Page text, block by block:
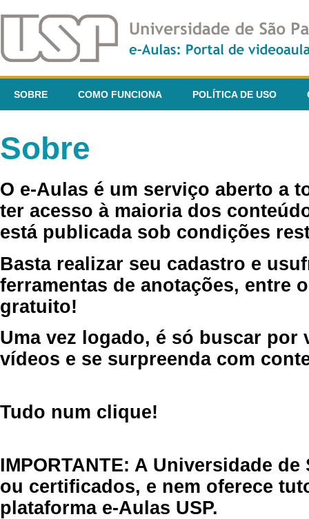
SOBRE COMO FUNCIONA POLÍTICA DE USO
Sobre
O e-Aulas é um serviço aberto a
ter acesso à maioria dos
está publicada sob condições
Basta realizar seu cadastro e
ferramentas de anotações, entre
gratuito!
Uma vez logado, é só buscar por
vídeos e se surpreenda com
Tudo num clique!
IMPORTANTE: A Universidade
ou certificados, e nem oferece
plataforma e-Aulas USP.